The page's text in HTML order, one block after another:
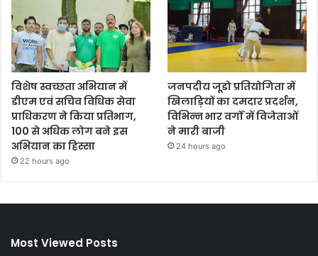
विशेष स्वच्छता अभियान में
डीएम एवं सचिव विधिक सेवा
प्राधिकरण ने किया प्रतिभाग,
100 से अधिक लोग बने इस
अभियान का हिस्सा
22 hours ago
जनपदीय जूडो प्रतियोगिता में
खिलाड़ियों का दमदार प्रदर्शन,
विभिन्न भार वर्गों में विजेताओं
ने मारी बाजी
24 hours ago
Most Viewed Posts